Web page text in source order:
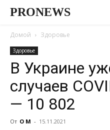
PRONEWS
Домой Здоровье
Здоровье
В Украине
случаев
— 10 802
От О М - 15.11.2021